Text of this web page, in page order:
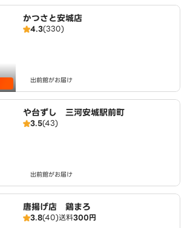
かつさと安城店
4.3(330)
出前館がお届け
や台ずし 三河安城駅前町
3.5(43)
出前館がお届け
唐揚げ店 鷄まろ
3.8(40)送料300円